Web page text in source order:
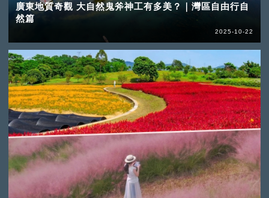
廣東地質奇觀 大自然鬼斧神工有多美？｜灣區自由行自
然篇
2025-10-22